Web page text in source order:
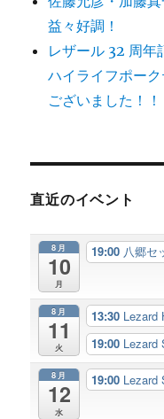
益々好調！
レザール 32 周
ハイライフポー
ございました！！
直近のイベント
8月
10
月
19:00 八郷セ
8月
11
火
13:30 Lezard
19:00 Lezard
8月
12
水
19:00 Lezard